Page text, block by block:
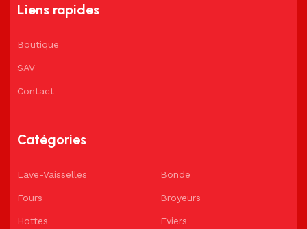
Liens rapides
Boutique
SAV
Contact
Catégories
Lave-Vaisselles
Fours
Hottes
Bonde
Broyeurs
Eviers